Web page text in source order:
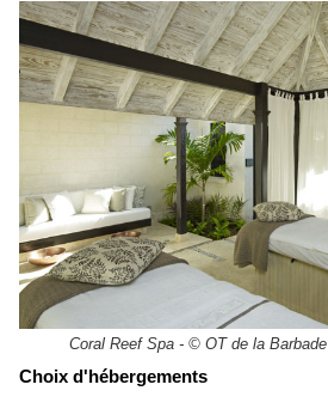
Coral Reef Spa - © OT de la Barbade
Choix d'hébergements